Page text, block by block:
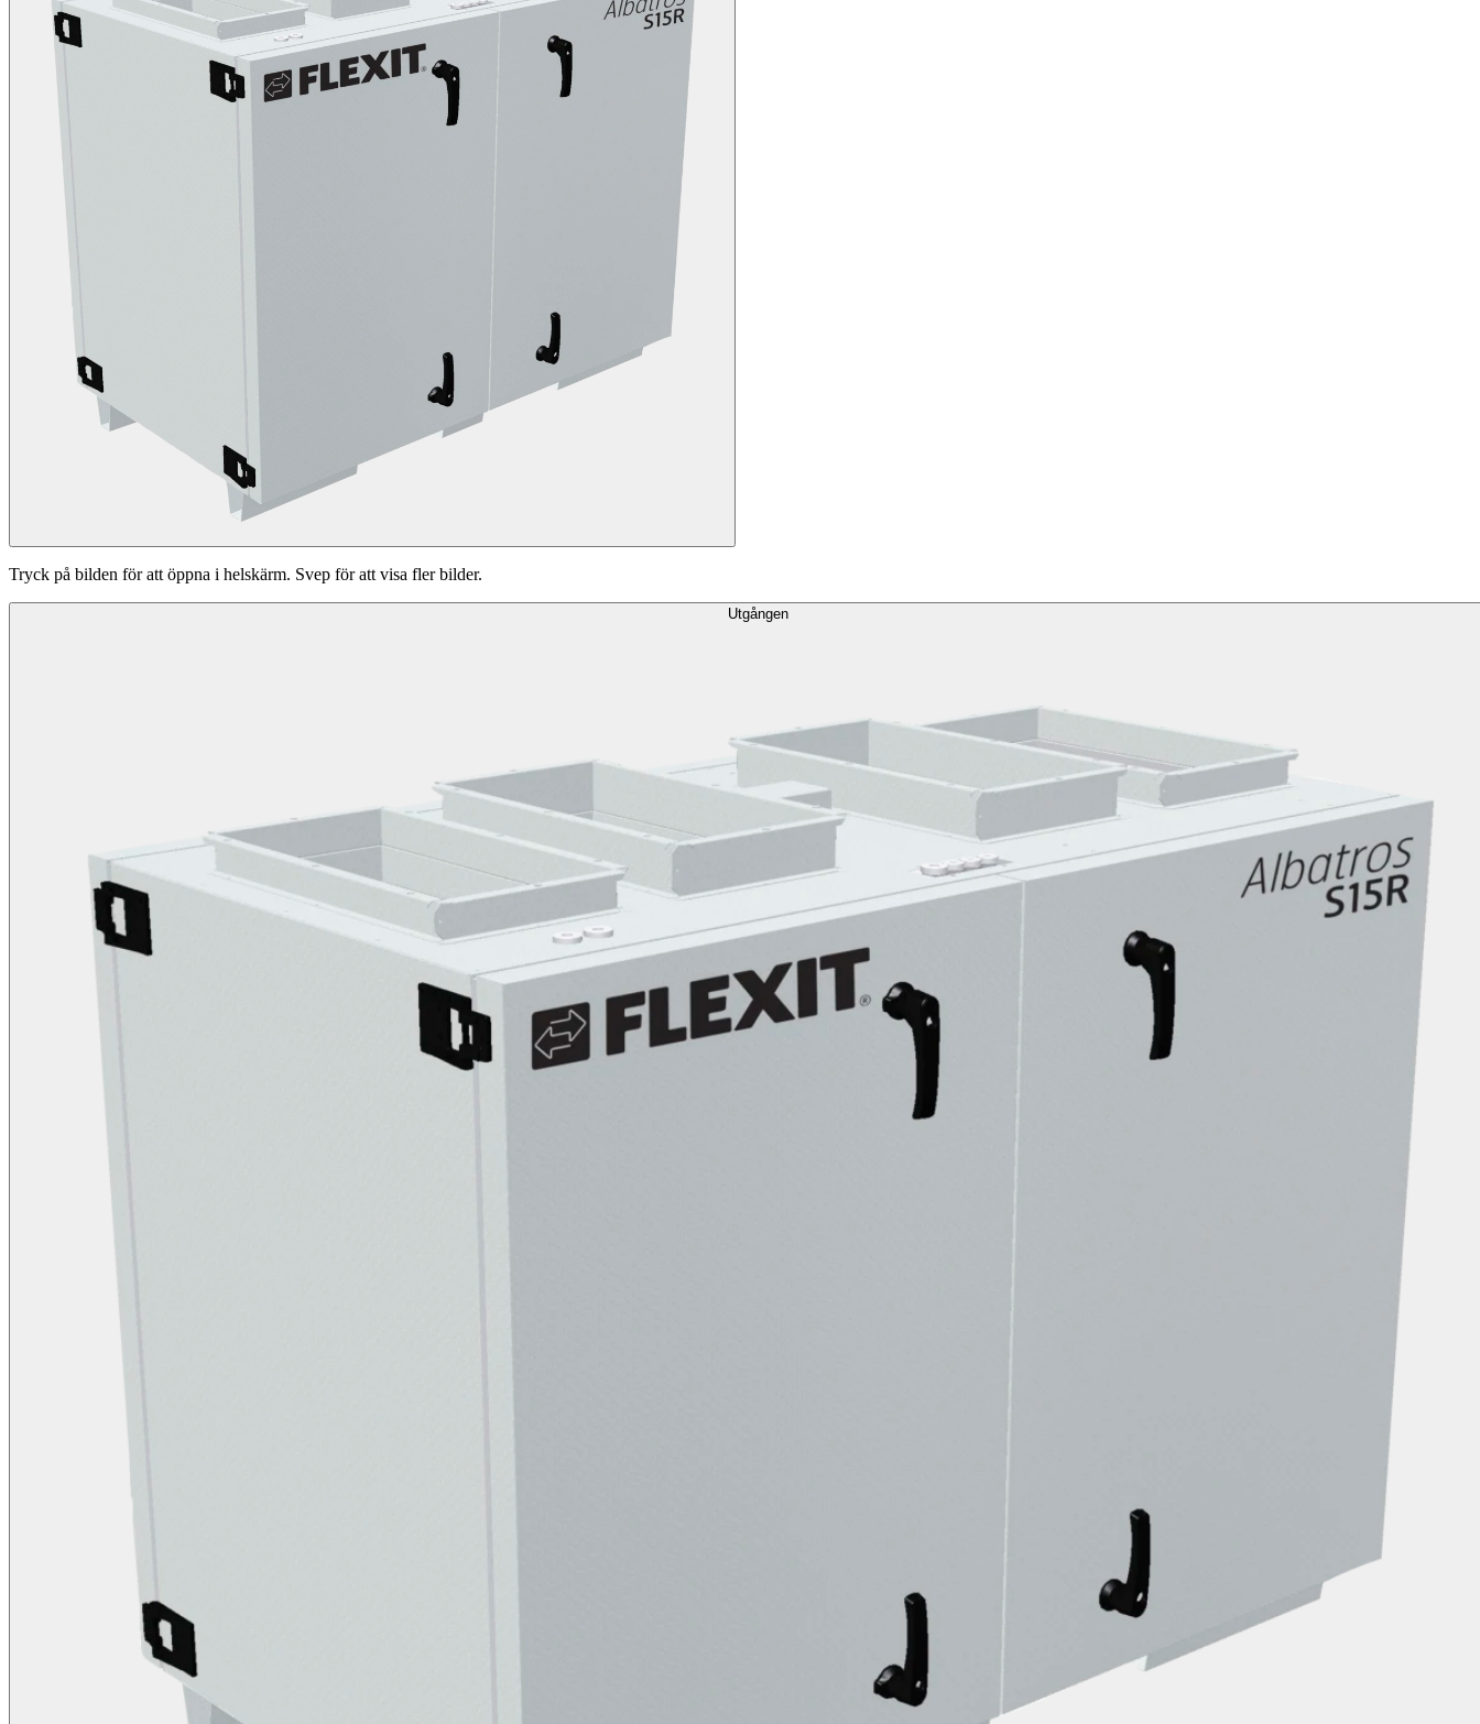
Tryck på bilden för att öppna i helskärm. Svep för att visa fler bilder.
Utgången